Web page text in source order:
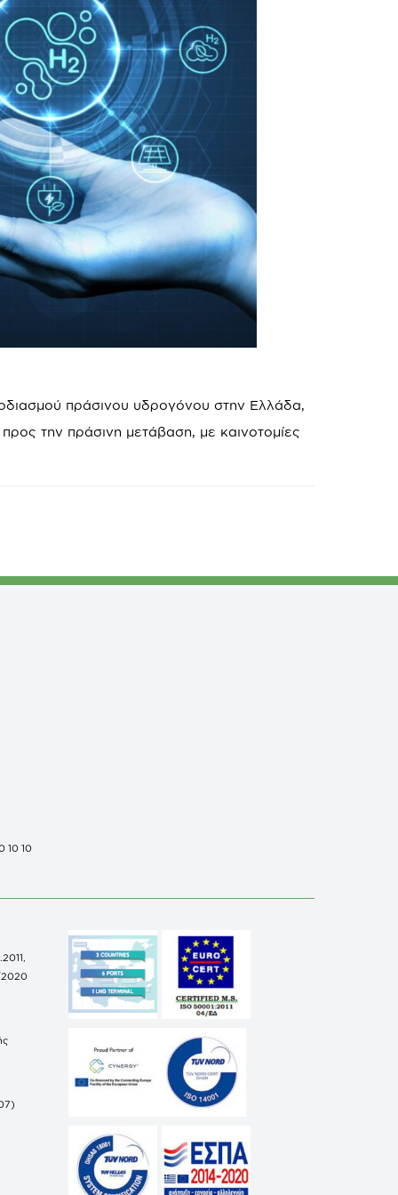
πράσινου υδρογόνου στην Ελλάδα,
την πράσινη μετάβαση, με καινοτομίες
10 10